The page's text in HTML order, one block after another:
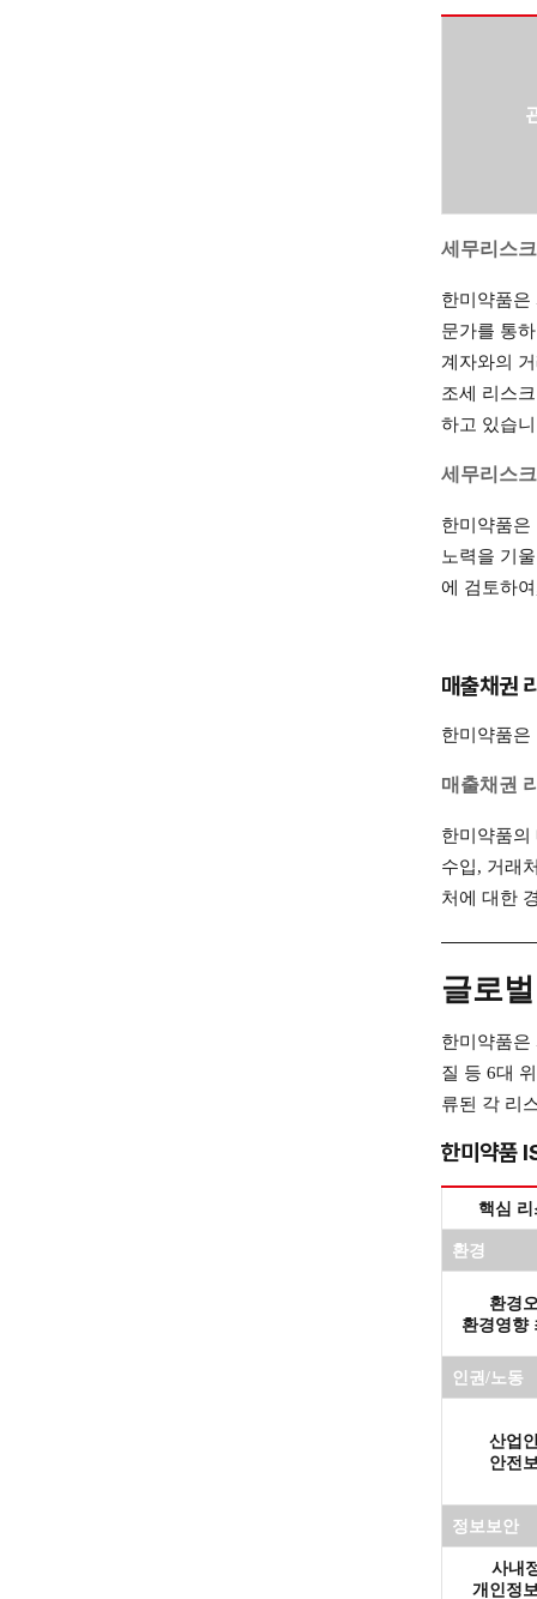
세무리스
한미약품은
문가를 통
계자와의
조세 리스
하고 있습
세무리스
한미약품은
노력을 기
에 검토하
매출채권
한미약품은
매출채권
한미약품의
수입, 거래
처에 대한
글로
한미약품은
질 등 6대
류된 각 리
한미약품
핵심 리
환경
환경
환경영향
인권/노동
산업
안전
정보보안
사내
개인정